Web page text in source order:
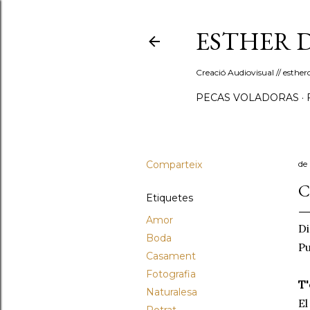
ESTHER
Creació Audiovisual //
PECAS VOLADORAS
Comparteix
Etiquetes
Amor
Boda
Casament
Fotografia
Naturalesa
de